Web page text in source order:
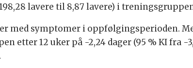
lavere til 8,87 lavere) i
med symptomer i oppfølgingsperioden.
12 uker på -2,24 dager (95 % KI fra -